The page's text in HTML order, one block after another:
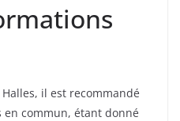
il est recommandé
commun, étant donné